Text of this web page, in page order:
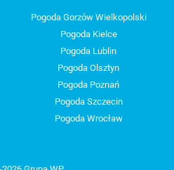
Pogoda Gorzów Wielkopolski
Pogoda Kielce
Pogoda Lublin
Pogoda Olsztyn
Pogoda Poznań
Pogoda Szczecin
Pogoda Wrocław